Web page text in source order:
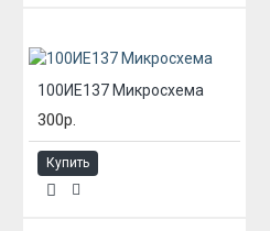
100ИЕ137 Микросхема
300р.
Купить